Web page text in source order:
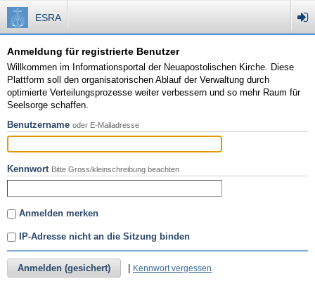
ESRA
Anmeldung für registrierte Benutzer
Willkommen im Informationsportal der Neuapostolischen Kirche. Diese
Plattform soll den organisatorischen Ablauf der Verwaltung durch
optimierte Verteilungsprozesse weiter verbessern und so mehr Raum für
Seelsorge schaffen.
Benutzername oder E-Mailadresse
Kennwort Bitte Gross/kleinschreibung beachten
Anmelden merken
IP-Adresse nicht an die Sitzung binden
Anmelden (gesichert) Kennwort vergessen